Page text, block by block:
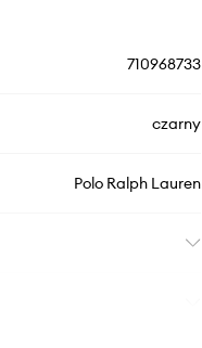
710968733
czarny
Polo Ralph Lauren